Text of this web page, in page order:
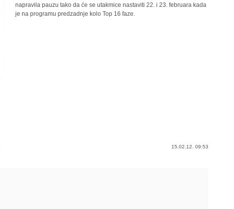
napravila pauzu tako da će se utakmice nastaviti 22. i 23. februara kada
je na programu predzadnje kolo Top 16 faze.
15.02.12. 09:53